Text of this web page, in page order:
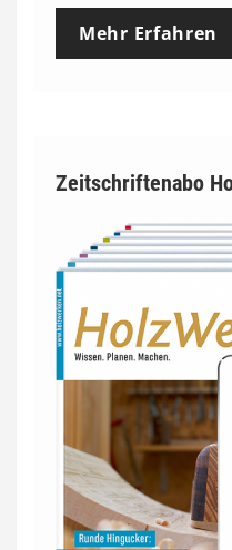
Mehr Erfahren
Zeitschriftenabo